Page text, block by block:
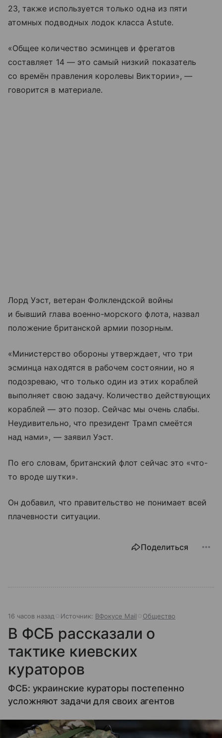
23, также используется только одна из пяти
атомных подводных лодок класса Astute.
«Общее количество эсминцев и фрегатов
составляет 14 — это самый низкий показатель
со времён правления королевы Виктории», —
говорится в материале.
Лорд Уэст, ветеран Фолклендской войны
и бывший глава военно-морского флота, назвал
положение британской армии позорным.
«Министерство обороны утверждает, что три
эсминца находятся в рабочем состоянии, но я
подозреваю, что только один из этих кораблей
выполняет свою задачу. Количество действующих
кораблей — это позор. Сейчас мы очень слабы.
Неудивительно, что президент Трамп смеётся
над нами», — заявил Уэст.
По его словам, британский флот сейчас это «что-
то вроде шутки».
Он добавил, что правительство не понимает всей
плачевности ситуации.
Поделиться
16 часов назад Источник: ВФокусе Mail Общество
В ФСБ рассказали о
тактике киевских
кураторов
ФСБ: украинские кураторы постепенно
усложняют задачи для своих агентов